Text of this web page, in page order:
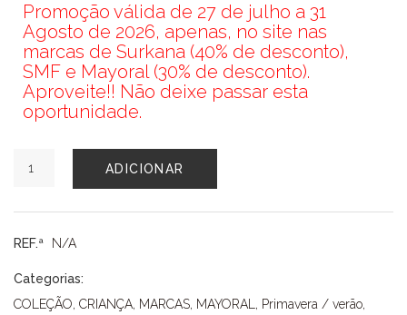
Promoção válida de 27 de julho a 31
Agosto de 2026, apenas, no site nas
marcas de Surkana (40% de desconto),
SMF e Mayoral (30% de desconto).
Aproveite!! Não deixe passar esta
oportunidade.
de
MAYORAL
ADICIONAR
REF.ª N/A
Categorias:
COLEÇÃO, CRIANÇA, MARCAS, MAYORAL, Primavera / verão,